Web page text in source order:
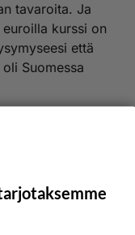
tavaroita. Ja
kurssi on
että
Suomessa